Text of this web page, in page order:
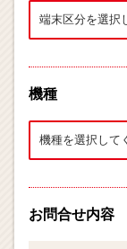
機種
お問合せ内容